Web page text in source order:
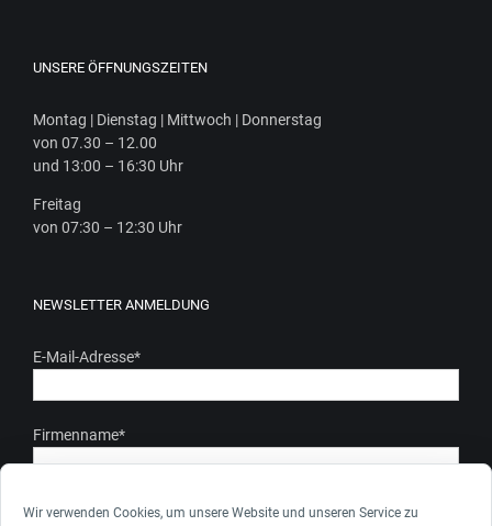
Wir verwenden Cookies, um unsere Website und unseren Service zu
UNSERE ÖFFNUNGSZEITEN
Mon­tag | Diens­tag | Mitt­woch | Donnerstag
von 07.30 – 12.00
und 13:00 – 16:30 Uhr
Frei­tag
von 07:30 – 12:30 Uhr
NEWSLETTER ANMELDUNG
E-Mail-Adresse*
Firmenname*
Ich stimme zu, dass meine personenbezogenen Daten gem.